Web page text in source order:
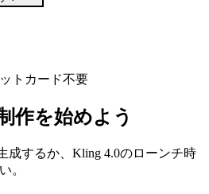
トカード不要
作を始めよう
成するか、Kling 4.0のローンチ時
。